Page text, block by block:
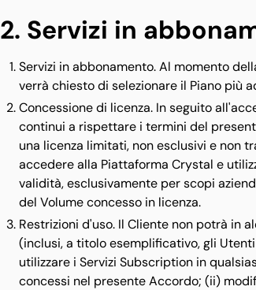
2. Servizi in
Servizi in abbonamento. Al momento
verrà chiesto di selezionare il Piano più
Concessione di licenza. In seguito
continui a rispettare i termini del
una licenza limitati, non esclusivi e non
accedere alla Piattaforma Crystal e
validità, esclusivamente per scopi
del Volume concesso in licenza.
Restrizioni d'uso. Il Cliente non potrà in
(inclusi, a titolo esemplificativo, gli
utilizzare i Servizi Subscription in
concessi nel presente Accordo; (ii)